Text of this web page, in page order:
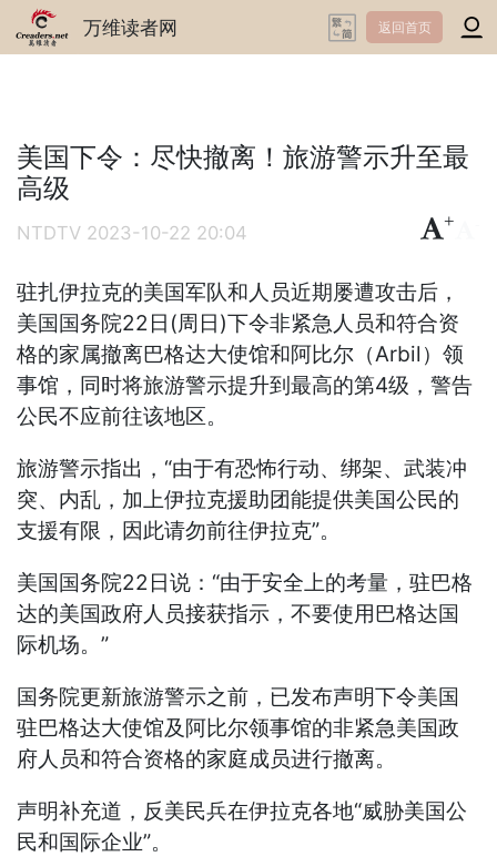
万维读者网 返回首页
美国下令：尽快撤离！旅游警示升至最
高级
NTDTV 2023-10-22 20:04
+
驻扎伊拉克的美国军队和人员近期屡遭攻击后，
美国国务院22日(周日)下令非紧急人员和符合资
格的家属撤离巴格达大使馆和阿比尔（Arbil）领
事馆，同时将旅游警示提升到最高的第4级，警告
公民不应前往该地区。
旅游警示指出，“由于有恐怖行动、绑架、武装冲
突、内乱，加上伊拉克援助团能提供美国公民的
支援有限，因此请勿前往伊拉克”。
美国国务院22日说：“由于安全上的考量，驻巴格
达的美国政府人员接获指示，不要使用巴格达国
际机场。”
国务院更新旅游警示之前，已发布声明下令美国
驻巴格达大使馆及阿比尔领事馆的非紧急美国政
府人员和符合资格的家庭成员进行撤离。
声明补充道，反美民兵在伊拉克各地“威胁美国公
民和国际企业”。